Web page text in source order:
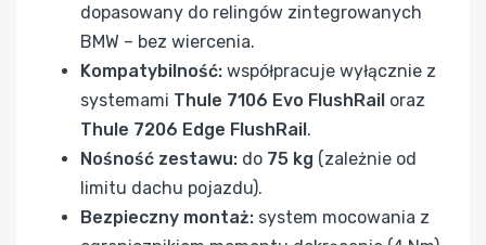
dopasowany do relingów zintegrowanych
BMW – bez wiercenia.
Kompatybilność: współpracuje wyłącznie z
systemami Thule 7106 Evo FlushRail oraz
Thule 7206 Edge FlushRail.
Nośność zestawu: do 75 kg (zależnie od
limitu dachu pojazdu).
Bezpieczny montaż: system mocowania z